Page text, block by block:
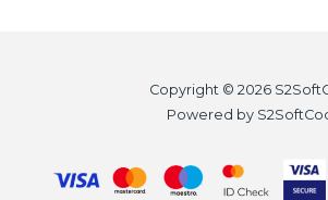
Copyright © 2026
Powered by